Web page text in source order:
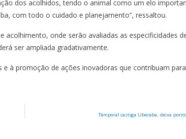
dos acolhidos, tendo o animal como um elo
com todo o cuidado e planejamento”, ressaltou.
onde serão avaliadas as especificidades
ser ampliada gradativamente.
à promoção de ações inovadoras que contribuam
Temporal castiga Uberaba, deixa